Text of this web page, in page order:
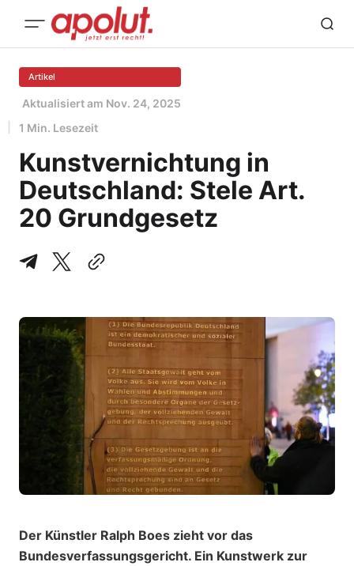
Artikel
Aktualisiert am Nov. 24, 2025
1 Min. Lesezeit
Kunstvernichtung in
Deutschland: Stele Art.
20 Grundgesetz
Der Künstler Ralph Boes zieht vor das
Bundesverfassungsgericht. Ein Kunstwerk zur